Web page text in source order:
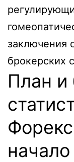
заключения
брокерских
План и
начало